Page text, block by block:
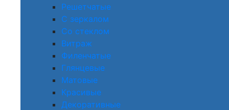
Решетчатые
С зеркалом
Со стеклом
Витраж
Филенчатые
Глянцевые
Матовые
Красивые
Декоративные